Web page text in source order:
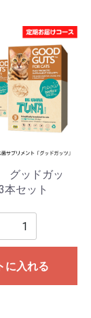
グッドガッ
セット
に入れる